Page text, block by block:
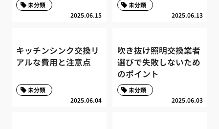
2025.06.15
未分類
2025.06.13
未分類
キッチンシンク交換リ
アルな費用と注意点
2025.06.04
未分類
吹き抜け照明交換業者
選びで失敗しないため
のポイント
2025.06.03
未分類